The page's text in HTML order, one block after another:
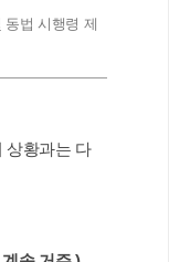
동법 시행령 제
상황과는 다